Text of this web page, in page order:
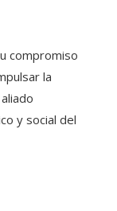
compromiso
la
y social del